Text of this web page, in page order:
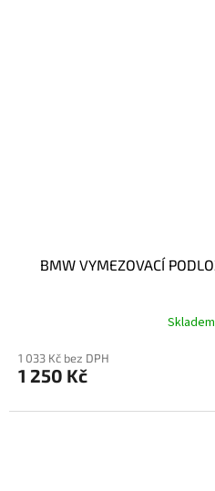
BMW VYMEZOVACÍ
1 033 Kč bez DPH
1 250 Kč